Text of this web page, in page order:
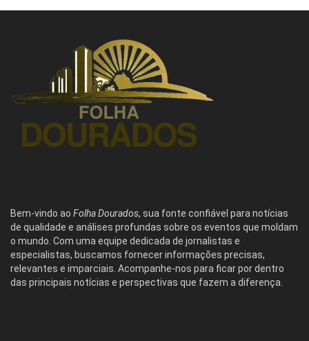
Bem-vindo ao Folha Dourados, sua fonte confiável para notícias
de qualidade e análises profundas sobre os eventos que moldam
o mundo. Com uma equipe dedicada de jornalistas e
especialistas, buscamos fornecer informações precisas,
relevantes e imparciais. Acompanhe-nos para ficar por dentro
das principais notícias e perspectivas que fazem a diferença.